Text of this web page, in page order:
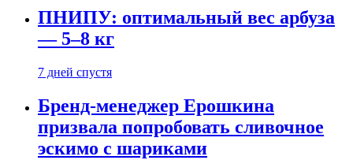
ПНИПУ: оптимальный вес арбуза
— 5–8 кг
7 дней спустя
Бренд-менеджер Ерошкина
призвала попробовать сливочное
эскимо с шариками